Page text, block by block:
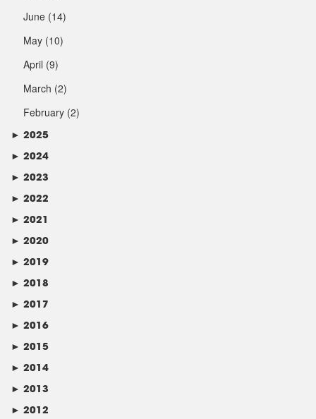
June (14)
May (10)
April (9)
March (2)
February (2)
► 2025
► 2024
► 2023
► 2022
► 2021
► 2020
► 2019
► 2018
► 2017
► 2016
► 2015
► 2014
► 2013
► 2012